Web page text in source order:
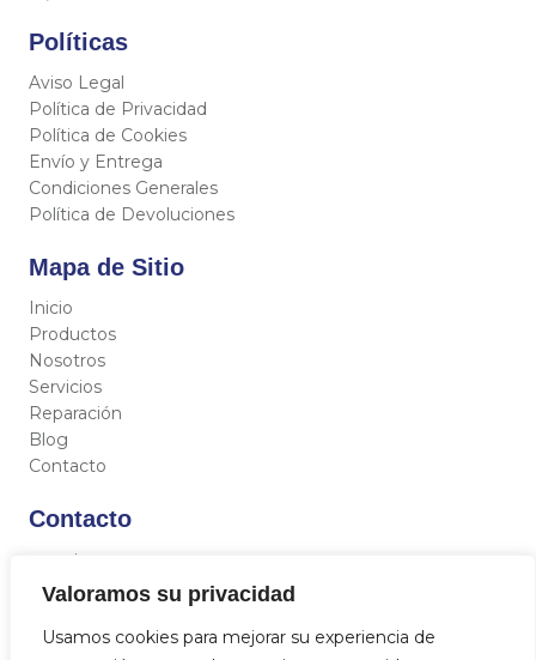
Valoramos su privacidad
Usamos cookies para mejorar su experiencia de
Políticas
Aviso Legal
Política de Privacidad
Política de Cookies
Envío y Entrega
Condiciones Generales
Política de Devoluciones
Mapa de Sitio
Inicio
Productos
Nosotros
Servicios
Reparación
Blog
Contacto
Contacto
C/ Miguel Hernández 12, 46717 - La Font d’En Carròs
(Valencia)
684 712 329